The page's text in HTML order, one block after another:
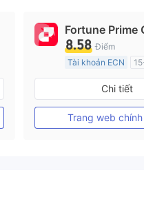
Fortune Prime
8.58 Điểm
Tài khoản ECN
Đăng ký tại Nước
MT4 Chính thức
Chi tiết
Trang web